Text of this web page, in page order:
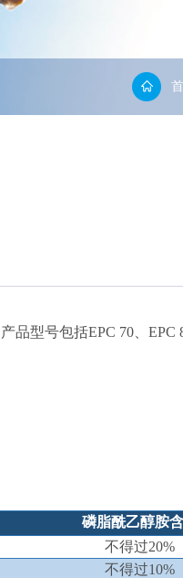
型号包括EPC 70、EPC
磷脂酰乙醇胺
不得过20%
不得过10%